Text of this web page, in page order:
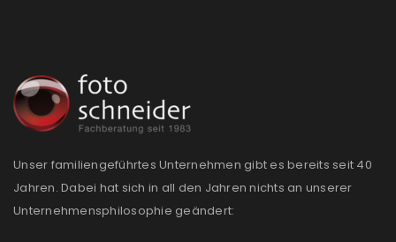
Unser familiengeführtes Unternehmen gibt es bereits seit 40
Jahren. Dabei hat sich in all den Jahren nichts an unserer
Unternehmensphilosophie geändert: